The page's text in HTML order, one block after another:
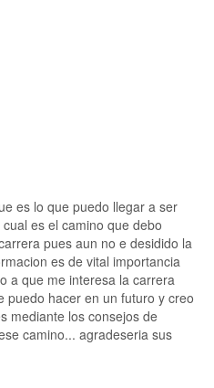
es lo que puedo llegar a ser
es el camino que debo
pues aun no e desidido la
es de vital importancia
a que me interesa la carrera
puedo hacer en un futuro y creo
mediante los consejos de
camino... agradeseria sus